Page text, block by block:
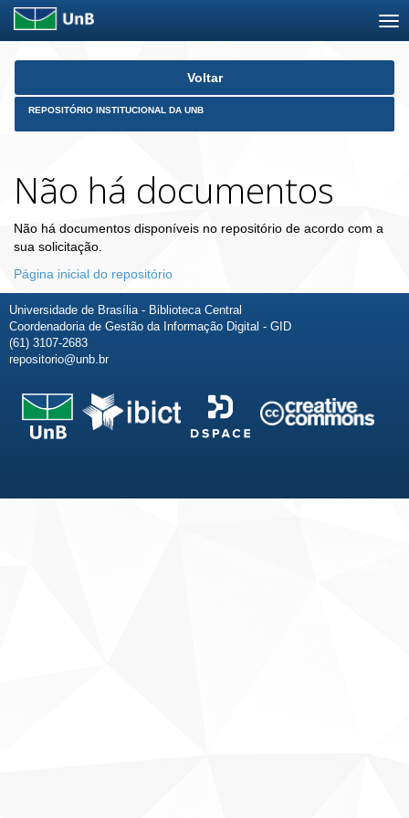
Skip
Voltar
REPOSITÓRIO INSTITUCIONAL DA UNB
Não há documentos
Não há documentos disponíveis no repositório de acordo com a
sua solicitação.
Página inicial do repositório
Universidade de Brasília - Biblioteca Central
Coordenadoria de Gestão da Informação Digital - GID
(61) 3107-2683
repositorio@unb.br